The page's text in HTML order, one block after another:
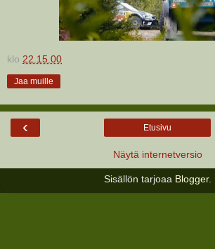
klo 22.15.00
Jaa muille
‹ Etusivu
Näytä internetversio
Sisällön tarjoaa Blogger.